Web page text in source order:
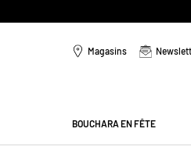
Magasins
BOUCHARA EN FÊTE